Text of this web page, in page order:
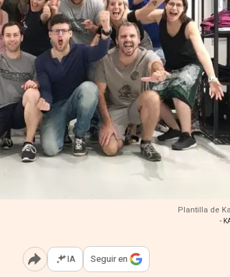
Plantilla de
-
Abrir opciones para compartir
IA Seguir en